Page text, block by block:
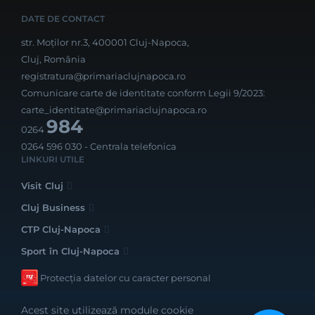
DATE DE CONTACT
str. Moților nr.3, 400001 Cluj-Napoca,
Cluj, România
registratura@primariaclujnapoca.ro
Comunicare carte de identitate conform Legii 9/2023:
carte_identitate@primariaclujnapoca.ro
0264984
0264 596 030 - Centrala telefonica
LINKURI UTILE
Visit Cluj
Cluj Business
CTP Cluj-Napoca
Sport în Cluj-Napoca
Protecția datelor cu caracter personal
Acest site utilizează module cookie